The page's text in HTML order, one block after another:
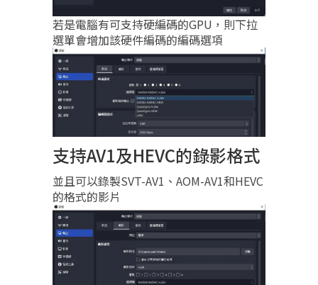
若是電腦有可支持硬編碼的GPU，則下拉
選單會增加該硬件編碼的編碼選項
支持AV1及HEVC的錄影格式
並且可以錄製SVT-AV1、AOM-AV1和HEVC
的格式的影片